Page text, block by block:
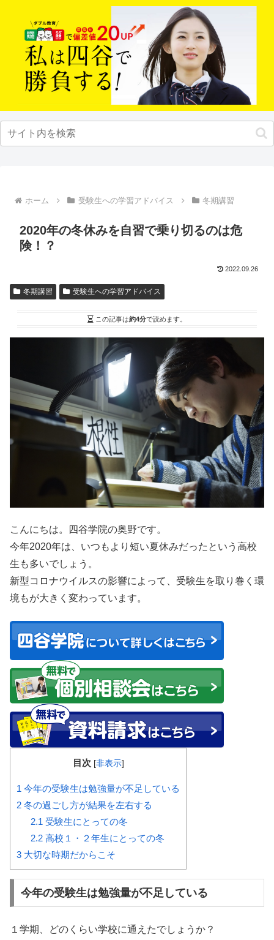
ホーム 受験生への学習アドバイス 冬期講習
2020年の冬休みを自習で乗り切るのは危
険！？
2022.09.26
冬期講習 受験生への学習アドバイス
この記事は約4分で読めます。
こんにちは。四谷学院の奥野です。
今年2020年は、いつもより短い夏休みだったという高校
生も多いでしょう。
新型コロナウイルスの影響によって、受験生を取り巻く環
境もが大きく変わっています。
目次 [非表示]
1 今年の受験生は勉強量が不足している
2 冬の過ごし方が結果を左右する
2.1 受験生にとっての冬
2.2高校１・２年生にとっての冬
3 大切な時期だからこそ
今年の受験生は勉強量が不足している
１学期、どのくらい学校に通えたでしょうか？